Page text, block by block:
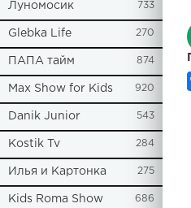
Луномосик 733
Glebka Life 270
ПАПА тайм 874
Max Show for Kids 920
Danik Junior 543
Kostik Tv 284
Илья и Картонка 275
Kids Roma Show 686